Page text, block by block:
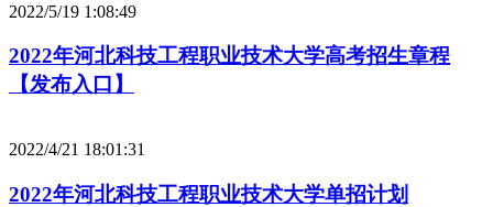
2022/5/19 1:08:49
2022年河北科技工程职业技术大学高考招生章程
【发布入口】
2022/4/21 18:01:31
2022年河北科技工程职业技术大学单招计划